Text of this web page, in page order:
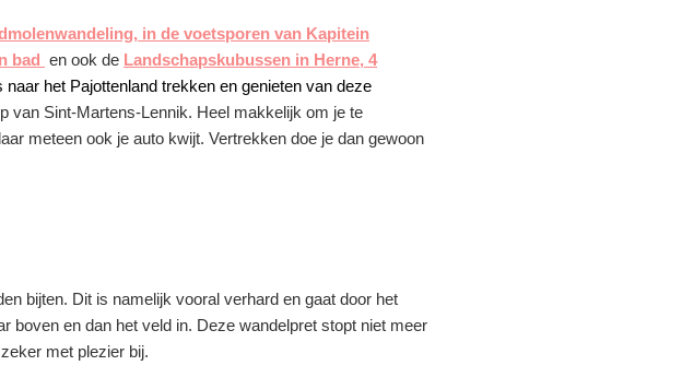
in de voetsporen van Kapitein
bad en ook de Landschapskubussen in Herne, 4
het Pajottenland trekken en genieten van deze
van Sint-Martens-Lennik. Heel makkelijk om je te
meteen ook je auto kwijt. Vertrekken doe je dan gewoon
bijten. Dit is namelijk vooral verhard en gaat door het
boven en dan het veld in. Deze wandelpret stopt niet meer
met plezier bij.